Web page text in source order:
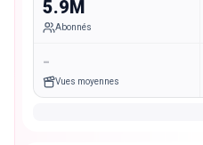
5.9M
Abonnés
-
Vues moyennes